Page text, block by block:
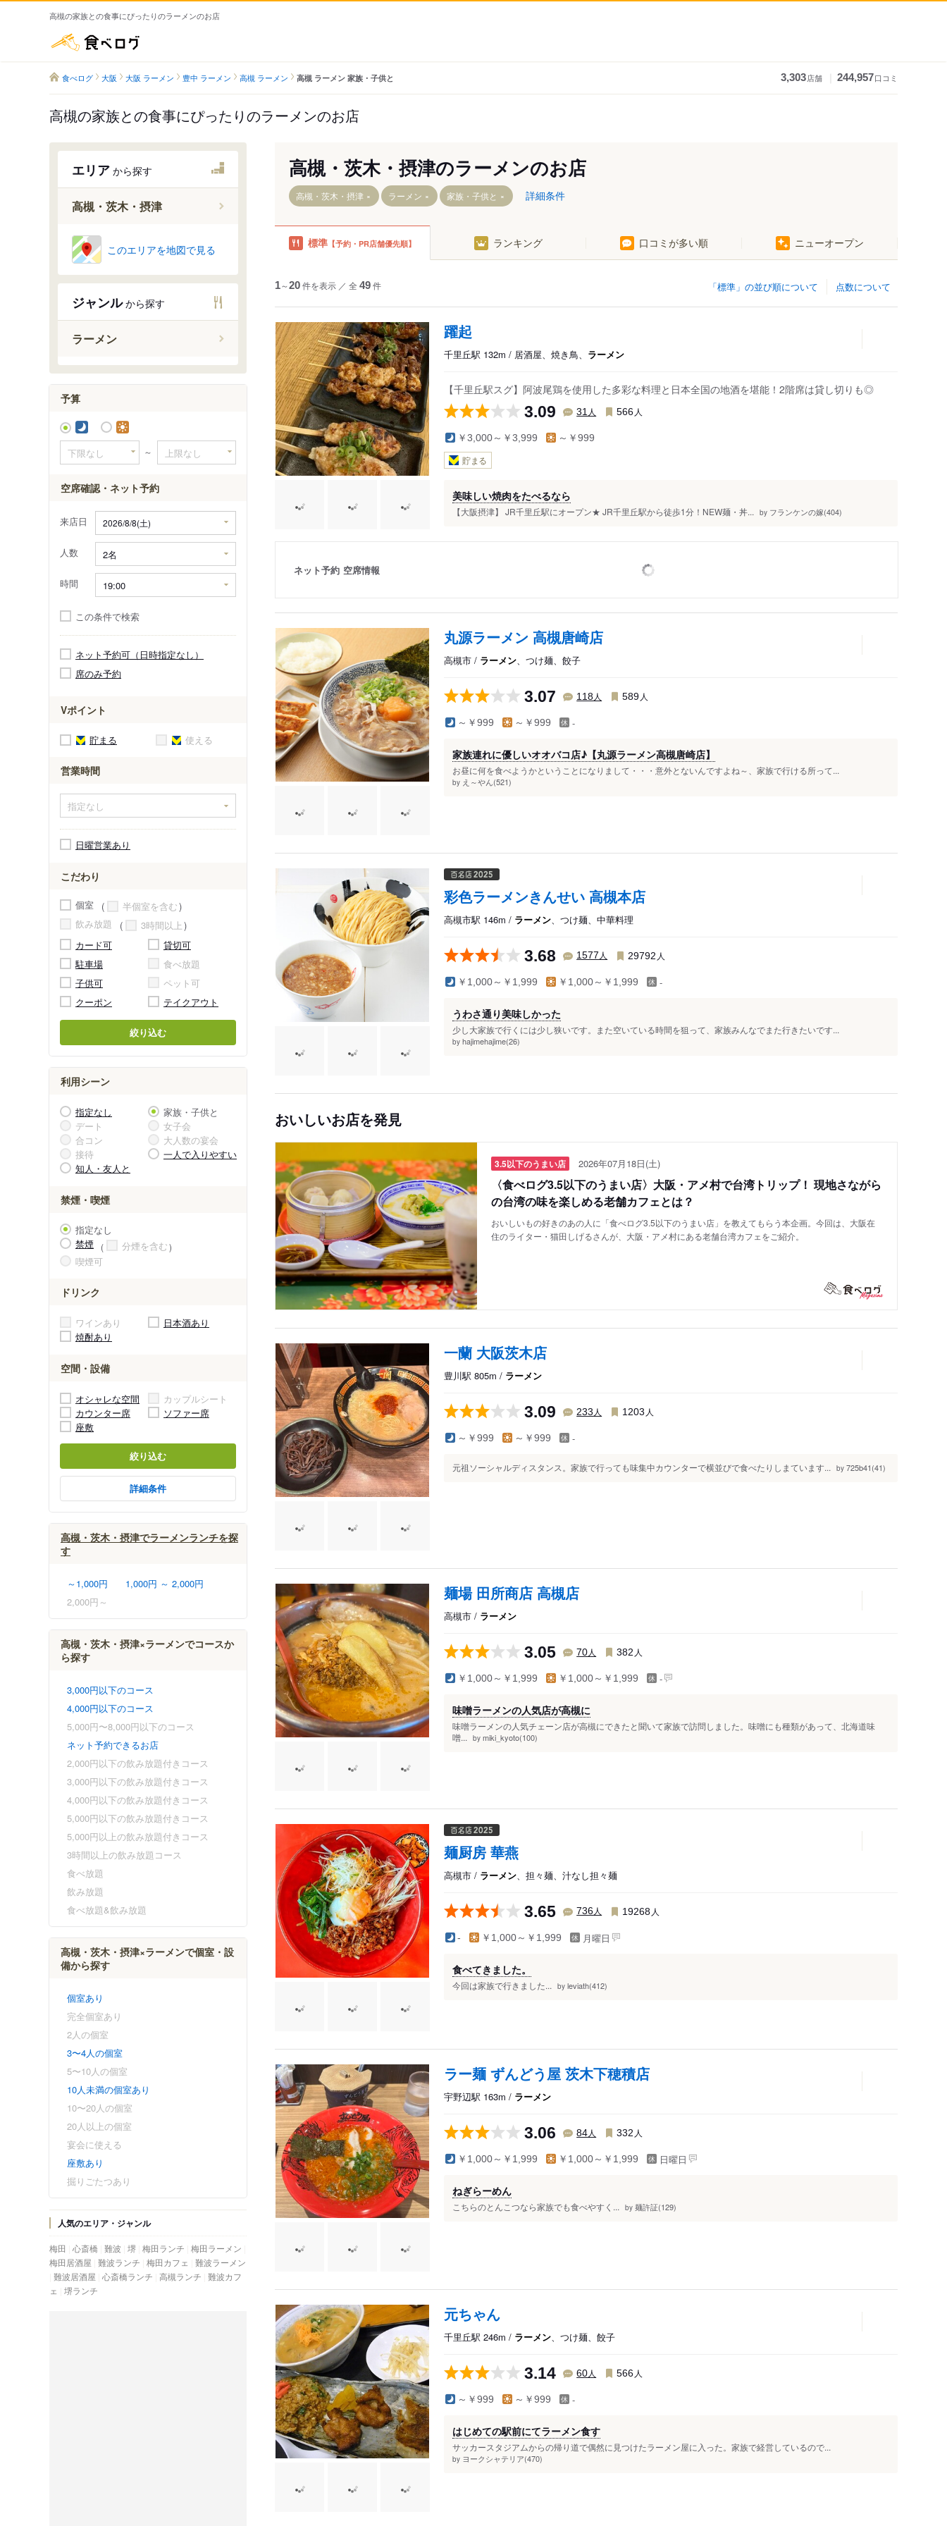
高槻の家族との食事にぴったりのラーメンのお店
食べログ 大阪 大阪 ラーメン 豊中 ラーメン 高槻 ラーメン 高槻 ラーメン 家族・子供と 3,303店舗 244,957口コミ
高槻の家族との食事にぴったりのラーメンのお店
エリア から探す
高槻・茨木・摂津
島本駅
摂津富田駅
ＪＲ総持寺駅
茨木駅
千里丘駅
摂津市駅
南茨木駅
高槻市駅
上牧駅
水無瀬駅
宇野辺駅
沢良宜駅
豊川駅
このエリアを地図で見る
ジャンルから探す
ラーメン
予算
～
空席確認・ネット予約
来店日
人数
時間
この条件で検索
ネット予約可（日時指定なし）
席のみ予約
Vポイント
貯まる 使える
営業時間
日曜営業あり
こだわり
個室
半個室を含む
飲み放題
3時間以上
カード可
貸切可
駐車場
食べ放題
子供可
ペット可
クーポン
テイクアウト
絞り込む
利用シーン
指定なし
家族・子供と
デート
女子会
合コン
大人数の宴会
接待
一人で入りやすい
知人・友人と
禁煙・喫煙
指定なし
禁煙
分煙を含む
喫煙可
ドリンク
ワインあり
日本酒あり
焼酎あり
空間・設備
オシャレな空間
カップルシート
カウンター席
ソファー席
座敷
絞り込む
詳細条件
高槻・茨木・摂津でラーメンランチを探
す
～1,000円
1,000円 ～ 2,000円
2,000円～
高槻・茨木・摂津×ラーメンでコースか
ら探す
3,000円以下のコース
4,000円以下のコース
5,000円〜8,000円以下のコース
ネット予約できるお店
2,000円以下の飲み放題付きコース
3,000円以下の飲み放題付きコース
4,000円以下の飲み放題付きコース
5,000円以下の飲み放題付きコース
5,000円以上の飲み放題付きコース
3時間以上の飲み放題コース
食べ放題
飲み放題
食べ放題&飲み放題
高槻・茨木・摂津×ラーメンで個室・設
備から探す
個室あり
完全個室あり
2人の個室
3〜4人の個室
5〜10人の個室
10人未満の個室あり
10〜20人の個室
20人以上の個室
宴会に使える
座敷あり
掘りごたつあり
人気のエリア・ジャンル
梅田 心斎橋 難波 堺 梅田ランチ 梅田ラーメン
梅田居酒屋 難波ランチ 梅田カフェ
難波ラーメン
難波居酒屋 心斎橋ランチ 高槻ランチ 難波カフ
ェ
堺ランチ
高槻・茨木・摂津のラーメンのお店
高槻・茨木・摂津 ラーメン 家族・子供と 詳細条件
標準 【予約・PR店舗優先順】 ランキング 口コミが多い順 ニューオープン
点数について
「標準」の並び順について
1～20件を表示 ／ 全 49件
躍起
千里丘駅 132m / 居酒屋、焼き鳥、 ラーメン
【千里丘駅スグ】阿波尾鶏を使用した多彩な料理と日本全国の地酒を堪能！2階席は貸し切りも◎
3.09 31 人 566 人
￥3,000～￥3,999 ～￥999
貯まる
美味しい焼肉をたべるなら
【大阪摂津】 JR千里丘駅にオープン★ JR千里丘駅から徒歩1分！NEW麺・丼... by フランケンの嫁(404)
ネット予約 空席情報
丸源ラーメン 高槻唐崎店
高槻市 / ラーメン、つけ麺、餃子
3.07 118人 589 人
～￥999 ～￥999 -
家族連れに優しいオオバコ店♪【丸源ラーメン高槻唐崎店】
お昼に何を食べようかということになりまして・・・意外とないんですよね～、家族で行ける所って...
by え～やん(521)
彩色ラーメンきんせい 高槻本店
高槻市駅 146m / ラーメン 、つけ麺、中華料理
3.68 1577 人 29792 人
￥1,000～￥1,999 ￥1,000～￥1,999 -
うわさ通り美味しかった
少し大家族で行くには少し狭いです。また空いている時間を狙って、家族みんなでまた行きたいです...
by hajimehajime(26)
おいしいお店を発見
3.5以下のうまい店 2026年07月18日(土)
〈食べログ3.5以下のうまい店〉大阪・アメ村で台湾トリップ！ 現地さながら
の台湾の味を楽しめる老舗カフェとは？
おいしいもの好きのあの人に「食べログ3.5以下のうまい店」を教えてもらう本企画。今回は、大阪在
住のライター・猫田しげるさんが、大阪・アメ村にある老舗台湾カフェをご紹介。
一蘭 大阪茨木店
豊川駅 805m / ラーメン
3.09 233 人 1203 人
～￥999 ～￥999 -
元祖ソーシャルディスタンス。家族で行っても味集中カウンターで横並びで食べたりしまています... by 725b41(41)
麺場 田所商店 高槻店
高槻市 / ラーメン
3.05 70人 382 人
￥1,000～￥1,999 ￥1,000～￥1,999 -
味噌ラーメンの人気店が高槻に
味噌ラーメンの人気チェーン店が高槻にできたと聞いて家族で訪問しました。味噌にも種類があって、北海道味
噌...
by miki_kyoto(100)
麺厨房 華燕
高槻市 / ラーメン 、担々麺、汁なし担々麺
3.65 736人 19268 人
- ￥1,000～￥1,999 月曜日
食べてきました。
今回は家族で行きました... by leviath(412)
ラー麺 ずんどう屋 茨木下穂積店
宇野辺駅 163m / ラーメン
3.06 84人 332 人
￥1,000～￥1,999 ￥1,000～￥1,999 日曜日
ねぎらーめん
こちらのとんこつなら家族でも食べやすく... by 麺許証(129)
元ちゃん
千里丘駅 246m / ラーメン、つけ麺、餃子
3.14 60人 566 人
～￥999 ～￥999 -
はじめての駅前にてラーメン食す
サッカースタジアムからの帰り道で偶然に見つけたラーメン屋に入った。家族で経営しているので...
by ヨークシャテリア(470)